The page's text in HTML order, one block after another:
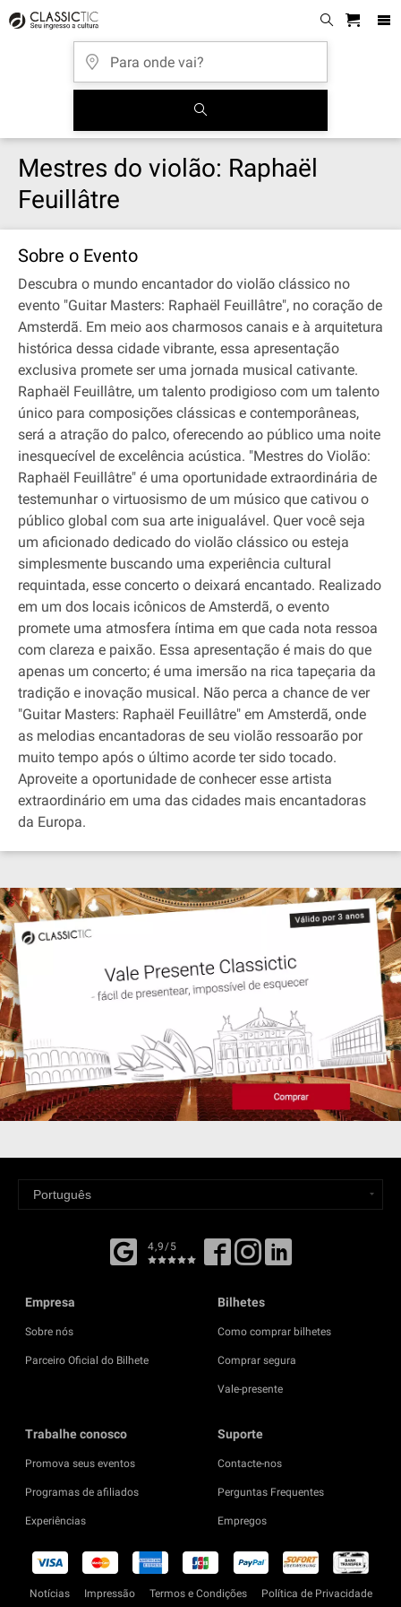
Mestres do violão: Raphaël
Feuillâtre
Sobre o Evento
Descubra o mundo encantador do violão clássico no
evento "Guitar Masters: Raphaël Feuillâtre", no coração de
Amsterdã. Em meio aos charmosos canais e à arquitetura
histórica dessa cidade vibrante, essa apresentação
exclusiva promete ser uma jornada musical cativante.
Raphaël Feuillâtre, um talento prodigioso com um talento
único para composições clássicas e contemporâneas,
será a atração do palco, oferecendo ao público uma noite
inesquecível de excelência acústica. "Mestres do Violão:
Raphaël Feuillâtre" é uma oportunidade extraordinária de
testemunhar o virtuosismo de um músico que cativou o
público global com sua arte inigualável. Quer você seja
um aficionado dedicado do violão clássico ou esteja
simplesmente buscando uma experiência cultural
requintada, esse concerto o deixará encantado. Realizado
em um dos locais icônicos de Amsterdã, o evento
promete uma atmosfera íntima em que cada nota ressoa
com clareza e paixão. Essa apresentação é mais do que
apenas um concerto; é uma imersão na rica tapeçaria da
tradição e inovação musical. Não perca a chance de ver
"Guitar Masters: Raphaël Feuillâtre" em Amsterdã, onde
as melodias encantadoras de seu violão ressoarão por
muito tempo após o último acorde ter sido tocado.
Aproveite a oportunidade de conhecer esse artista
extraordinário em uma das cidades mais encantadoras
da Europa.
4,9/5
Empresa
Sobre nós
Parceiro Oficial do Bilhete
Bilhetes
Como comprar bilhetes
Comprar segura
Vale-presente
Trabalhe conosco
Promova seus eventos
Programas de afiliados
Experiências
Suporte
Contacte-nos
Perguntas Frequentes
Empregos
Notícias Impressão Termos e Condições Política de Privacidade